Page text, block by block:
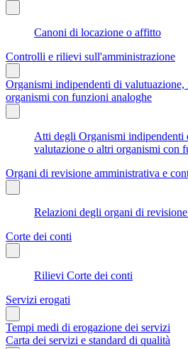
Canoni di locazione o affitto
Controlli e rilievi sull'amministrazione
Organismi indipendenti di
organismi con funzioni analoghe
Atti degli Organismi indipendenti
valutazione o altri organismi con
Organi di revisione amministrativa e
Relazioni degli organi di
Corte dei conti
Rilievi Corte dei conti
Servizi erogati
Tempi medi di erogazione dei servizi
Carta dei servizi e standard di qualità